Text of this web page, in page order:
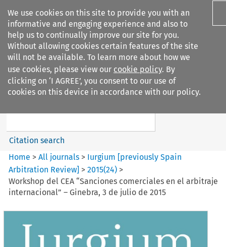
We use cookies on this site to provide you with an
informative and engaging experience and also to
help us to continually improve our site for you.
Without allowing cookies certain features of the site
will not be available. To learn more about how we
use cookies, please view our cookie policy. By
clicking on ‘I AGREE’, you consent to our use of
cookies on this device in accordance with our policy.
Search filters
Iurgium %5Bpreviously Spain
Search content
Citation search
Home >All journals > Iurgium [previously Spain
Arbitration Review] >2015(24) >
Workshop del CEA “Sanciones comerciales en el arbitraje
internacional” – Ginebra, 3 de julio de 2015